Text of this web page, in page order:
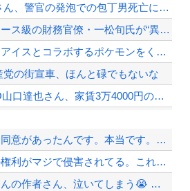
【悲報】 玉川徹さん、警官の発泡での包丁男死亡に「絶対に死刑にならない罪なのに警...
【総務省人事】エース級の財務官僚・一松旬氏が“異例転出”へ 官邸幹部「協力的でな...
【画像】ロッテ「アイスとコラボするポケモンをください」ポケモン公式「しょうがねえ...
党の街宣車、ほんと碌でもないな
【画像】元TOKIO山口達也さん、家賃3万4000円の湘南の家からYouTube...
コンカフェ嬢「生誕祭やるから来て？シャンパン入れてほしい」ワイ「ええよ、なんぼな...
【速報】高市政権、エース級の財務官僚・一松旬氏を左遷「彼は協力的でなかった」財務...
年で尽きます」→研究者削減へ…
ジャンポケ斉藤「同意があったんです。本当です。信じて下さい」 ←何でこの主張が通...
愛煙家「喫煙者の権利がマジで侵害されてる。これ合法ですから。いくら税金を我々が払...
【悲報】みいちゃんの作者さん、泣いてしまう😭 （※画像あり）